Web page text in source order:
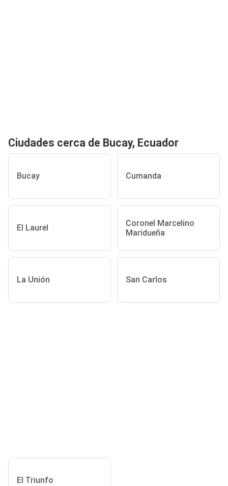
Ciudades cerca de Bucay, Ecuador
Bucay Cumanda
El Laurel
Coronel Marcelino
Maridueña
La Unión San Carlos
El Triunfo